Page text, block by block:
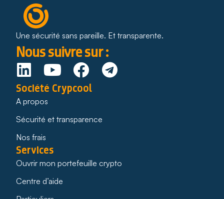
Une sécurité sans pareille. Et transparente.
Nous suivre sur :
Société Crypcool
A propos
Sécurité et transparence
Nos frais
Services
Ouvrir mon portefeuille crypto
Centre d’aide